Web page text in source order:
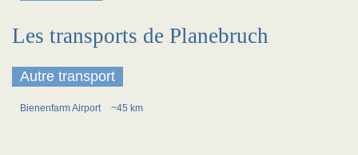
Les transports de Planebruch
Autre transport
Bienenfarm Airport ~45 km